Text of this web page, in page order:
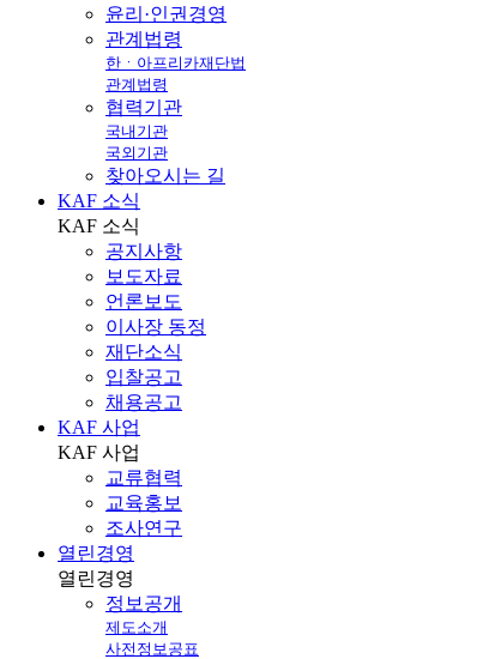
윤리·인권경영
관계법령
한ㆍ아프리카재단법
관계법령
협력기관
국내기관
국외기관
찾아오시는 길
KAF 소식
KAF 소식
공지사항
보도자료
언론보도
이사장 동정
재단소식
입찰공고
채용공고
KAF 사업
KAF 사업
교류협력
교육홍보
조사연구
열린경영
열린경영
정보공개
제도소개
사전정보공표